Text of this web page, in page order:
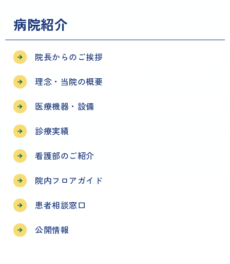
病院紹介
院長からのご挨拶
理念・当院の概要
医療機器・設備
診療実績
看護部のご紹介
院内フロアガイド
患者相談窓口
公開情報